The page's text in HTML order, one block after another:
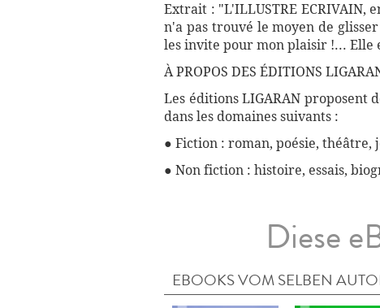
Extrait : "L'ILLUSTRE
n'a pas trouvé le moyen de
les invite pour mon plaisir !... Elle
À PROPOS DES ÉDITIONS
Les éditions LIGARAN proposent
dans les domaines suivants :
● Fiction : roman, poésie,
● Non fiction : histoire, essais,
Diese
EBOOKS VOM SELBEN